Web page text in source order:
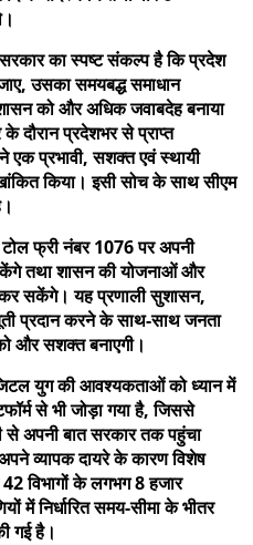
का स्पष्ट संकल्प है कि प्रदेश
उसका समयबद्ध समाधान
को और अधिक जवाबदेह बनाया
दौरान प्रदेशभर से प्राप्त
एक प्रभावी, सशक्त एवं स्थायी
किया। इसी सोच के साथ सीएम
फ्री नंबर 1076 पर अपनी
तथा शासन की योजनाओं और
सकेंगे। यह प्रणाली सुशासन,
प्रदान करने के साथ-साथ जनता
और सशक्त बनाएगी।
युग की आवश्यकताओं को ध्यान में
से भी जोड़ा गया है, जिससे
से अपनी बात सरकार तक पहुंचा
व्यापक दायरे के कारण विशेष
विभागों के लगभग 8 हजार
में निर्धारित समय-सीमा के भीतर
गई है।